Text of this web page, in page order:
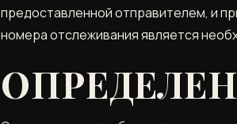
предоставленной отправителем, и
номера отслеживания является